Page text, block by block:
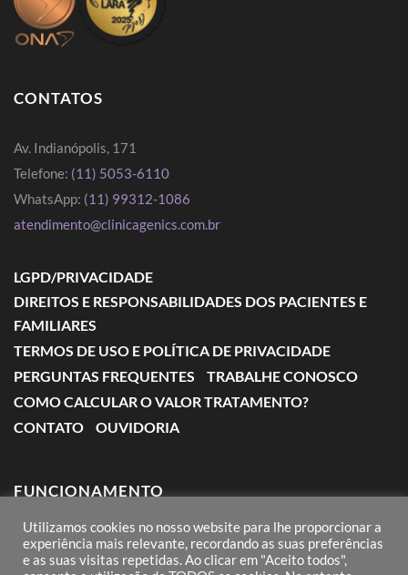
CONTATOS
Av. Indianópolis, 171
Telefone: (11) 5053-6110
WhatsApp: (11) 99312-1086
atendimento@clinicagenics.com.br
LGPD/PRIVACIDADE
DIREITOS E RESPONSABILIDADES DOS PACIENTES E
FAMILIARES
TERMOS DE USO E POLÍTICA DE PRIVACIDADE
PERGUNTAS FREQUENTES
TRABALHE CONOSCO
COMO CALCULAR O VALOR TRATAMENTO?
CONTATO
OUVIDORIA
FUNCIONAMENTO
Segunda a Sexta: das 7:00 às 18:00
Sábado: das 8:00 às 12:00
Utilizamos cookies no nosso website para lhe proporcionar a
experiência mais relevante, recordando as suas preferências
e as suas visitas repetidas. Ao clicar em "Aceito todos",